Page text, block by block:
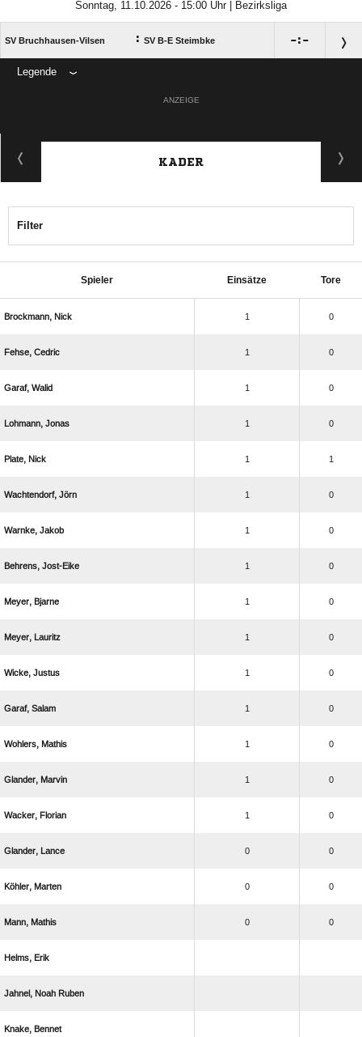
Sonntag, 11.10.2026 - 15:00 Uhr | Bezirksliga
SV Bruchhausen-Vilsen : SV B-E Steimbke :
Legende
ANZEIGE
KADER
Filter
Spieler Einsätze Tore
  1 0
  1 0
  1 0
  1 0
  1 1
  1 0
  1 0
  1 0
  1 0
  1 0
  1 0
  1 0
  1 0
  1 0
  1 0
  0 0
  0 0
  0 0
 
  
 